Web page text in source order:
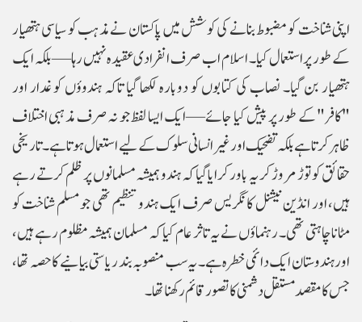
اپنی شناخت کو مضبوط بنانے کی کوشش میں پاکستان نے مذہب کو سیاسی ہتھیار
کے طور پر استعمال کیا۔ اسلام اب صرف انفرادی عقیدہ نہیں رہا—بلکہ ایک
ہتھیار بن گیا۔ نصاب کی کتابوں کو دوبارہ لکھا گیا تاکہ ہندوؤں کو غدار اور
"کافر" کے طور پر پیش کیا جائے—ایک ایسا لفظ جو نہ صرف مذہبی اختلاف
ظاہر کرتا ہے بلکہ تضحیک اور غیر انسانی سلوک کے لیے استعمال ہوتا ہے۔ تاریخی
حقائق کو توڑ مروڑ کر یہ باور کرایا گیا کہ ہندو ہمیشہ مسلمانوں پر ظلم کرتے رہے
ہیں، اور انڈین نیشنل کانگریس صرف ایک ہندو تنظیم تھی جو مسلم شناخت کو
مٹانا چاہتی تھی۔ رہنماؤں نے یہ تاثر عام کیا کہ مسلمان ہمیشہ مظلوم رہے ہیں،
اور ہندوستان ایک دائمی خطرہ ہے۔ یہ سب منصوبہ بند ریاستی بیانیے کا حصہ تھا،
جس کا مقصد مستقل دشمنی کا تصور قائم رکھنا تھا۔